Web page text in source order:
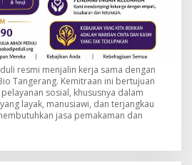
resmi menjalin kerja sama dengan
Tangerang. Kemitraan ini bertujuan
sosial, khususnya dalam
layak, manusiawi, dan terjangkau
jasa pemakaman dan